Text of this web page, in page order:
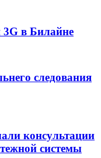
3G в Билайне
следования
консультации
системы